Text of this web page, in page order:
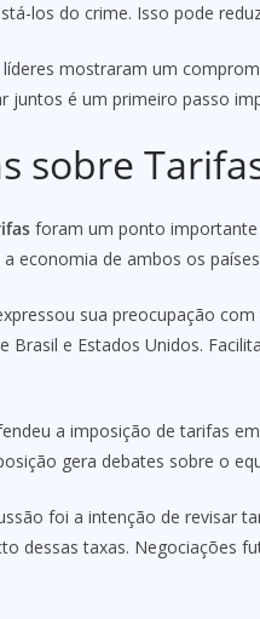
los do crime. Isso pode
mostraram um
juntos é um primeiro passo
sobre
foram um ponto importante
economia de ambos os
sua preocupação
Brasil e Estados Unidos.
a imposição de tarifas
gera debates sobre o
foi a intenção de revisar
dessas taxas. Negociações